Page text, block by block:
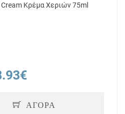
Cream Κρέμα Χεριών 75ml
ΑΓΟΡΑ